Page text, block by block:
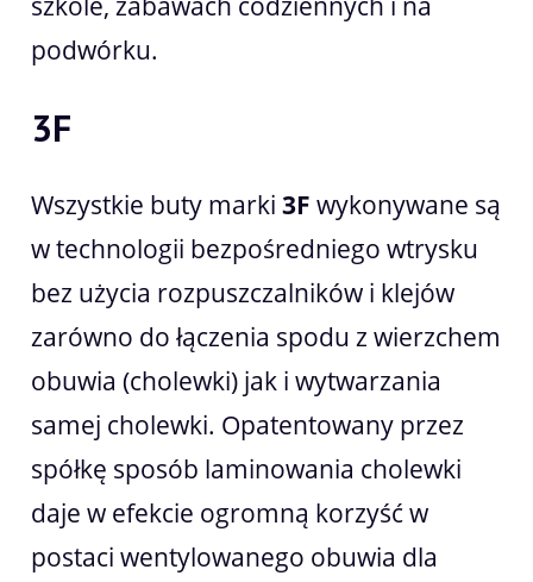
podwórku.
3F
Wszystkie buty marki 3F wykonywane są
w technologii bezpośredniego wtrysku
bez użycia rozpuszczalników i klejów
zarówno do łączenia spodu z wierzchem
obuwia (cholewki) jak i wytwarzania
samej cholewki. Opatentowany przez
spółkę sposób laminowania cholewki
daje w efekcie ogromną korzyść w
postaci wentylowanego obuwia dla